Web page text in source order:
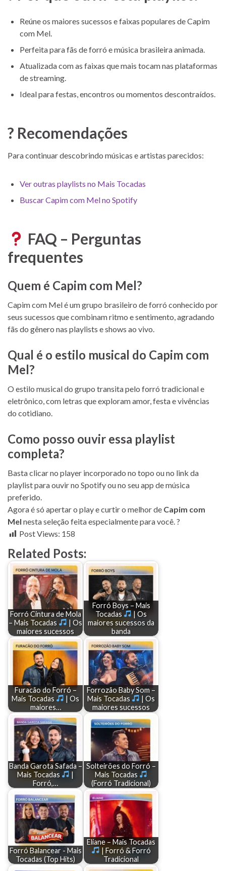
Reúne os maiores sucessos e faixas populares de Capim
com Mel.
Perfeita para fãs de forró e música brasileira animada.
Atualizada com as faixas que mais tocam nas plataformas
de streaming.
Ideal para festas, encontros ou momentos descontraídos.
? Recomendações
Para continuar descobrindo músicas e artistas parecidos:
Ver outras playlists no Mais Tocadas
Buscar Capim com Mel no Spotify
FAQ – Perguntas
frequentes
Quem é Capim com Mel?
Capim com Mel é um grupo brasileiro de forró conhecido por
seus sucessos que combinam ritmo e sentimento, agradando
fãs do gênero nas playlists e shows ao vivo.
Qual é o estilo musical do Capim com
Mel?
O estilo musical do grupo transita pelo forró tradicional e
eletrônico, com letras que exploram amor, festa e vivências
do cotidiano.
Como posso ouvir essa playlist
completa?
Basta clicar no player incorporado no topo ou no link da
playlist para ouvir no Spotify ou no seu app de música
preferido.
Agora é só apertar o play e curtir o melhor de Capim com
Mel nesta seleção feita especialmente para você. ?
Post Views: 158
Related Posts:
Forró Cintura de Mola
– Mais Tocadas
| Os
maiores sucessos
Forró Boys – Mais
Tocadas
| Os
maiores sucessos da
banda
Furacão do Forró –
Mais Tocadas
| Os
maiores…
Forrozão Baby Som –
Mais Tocadas
| Os
maiores sucessos
Banda Garota Safada –
Mais Tocadas
|
Forró,…
Solteirões do Forró –
Mais Tocadas
(Forró Tradicional)
Forró Balancear - Mais
Tocadas (Top Hits)
Eliane – Mais Tocadas
| Forró & Forró
Tradicional